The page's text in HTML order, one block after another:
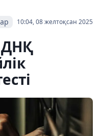
10:04, 08 желтоқсан 2025
ДНҚ